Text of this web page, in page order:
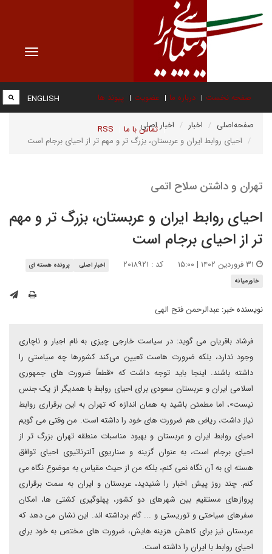
Toggle
صفحه نخست درباره ما عضویت پیوند ها
تماس با ما RSS
ENGLISH
صفحه‌اصلی اخبار
اخبار اصلی
احیای روابط ایران و عربستان، بزرگ تر و مهم تر از احیای برجام است
تهران و داشتن سلاح اتمی
احیای روابط ایران و عربستان، بزرگ تر و مهم
تر از احیای برجام است
کد : ۲۰۱۸۹۲۱ اخبار اصلی
پرونده هسته ای
خاورمیانه
نویسنده خبر: عبدالرحمن فتح الهی
فرشاد باقریان می گوید: در سیاست خارجی چیزی به نام اجبار و ناچاری
وجود ندارد، بلکه ضرورت هاست تعیین می‌کند کشورها چه سیاستی را
داشته باشند. اینجا باید توجه داشت که «قطعاً ضرورت های جمهوری
اسلامی ایران و عربستان سعودی برای احیای روابط با همدیگر از یک جنس
نیست»، اما مطمئن باشید به همان اندازه که تهران به این برقراری روابط
نیاز داشت، ریاض هم ضرورت های خود را داشته است. من وقتی می گویم
احیای روابط ایران و عربستان و بهبود مناسبات منطقه تهران بزرگ تر از
احیای برجام است، به عنوان گزینه و سناریوی آلترناتیوی احیای توافق
هسته ای به آن نگاه نمی کنم، بلکه من از حیث مقیاس به موضوع نگاه می
کنم. چند روز پیش اخبار را شنیدید، عربستان و ایران به سمت برقراری
پروازهای مستقیم بین شهرهای دو کشور، پهلوگیری کشتی ها، امکان
سفرهای سیاحتی و توریستی و ... گام برداشته اند. این نشان می دهد که
عربستان نیز برای کاهش هزینه هایش، ضرورت های مختص به خود برای
احیای روابط با ایران را داشته است.